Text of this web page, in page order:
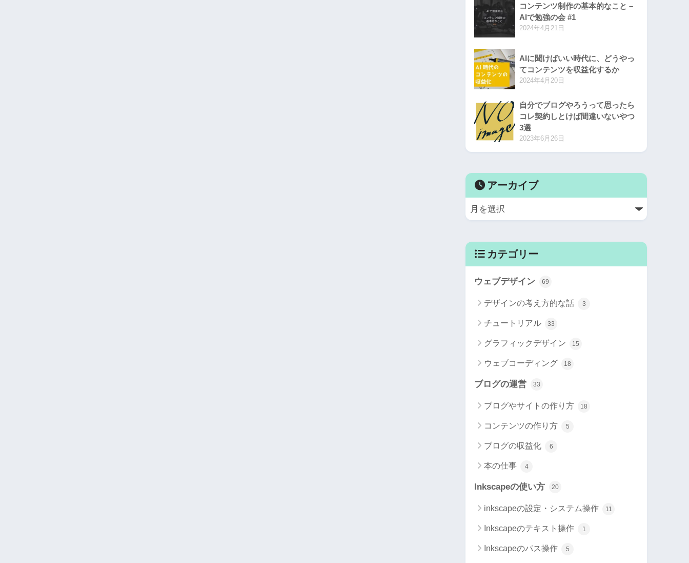
コンテンツ制作の基本的なこと –
AIで勉強の会 #1
2024年4月21日
AIに聞けばいい時代に、どうやっ
てコンテンツを収益化するか
2024年4月20日
自分でブログやろうって思ったら
コレ契約しとけば間違いないやつ
3選
2023年6月26日
アーカイブ
カテゴリー
ウェブデザイン 69
デザインの考え方的な話 3
チュートリアル 33
グラフィックデザイン 15
ウェブコーディング 18
ブログの運営 33
ブログやサイトの作り方 18
コンテンツの作り方 5
ブログの収益化 6
本の仕事 4
Inkscapeの使い方 20
inkscapeの設定・システム操作 11
Inkscapeのテキスト操作 1
Inkscapeのパス操作 5